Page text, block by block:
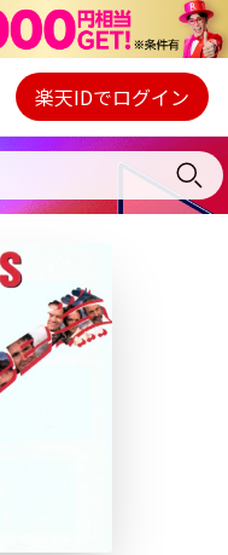
Webプレイヤー
ご契約内容の確認・変更
楽天IDでログイン